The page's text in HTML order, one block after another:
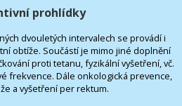
prohlídky
dvouletých intervalech se provádí i
obtíže. Součástí je mimo jiné doplnění
proti tetanu, fyzikální vyšetření, vč.
frekvence. Dále onkologická prevence,
a vyšetření per rektum.